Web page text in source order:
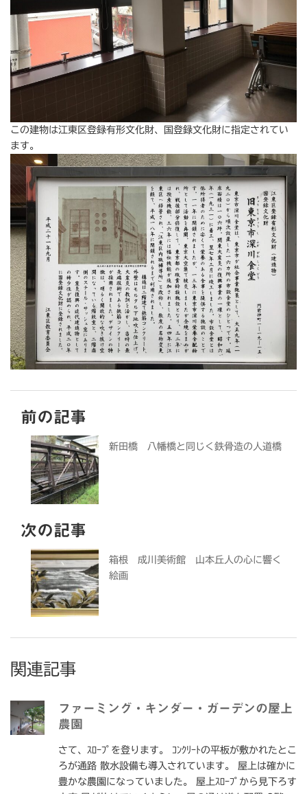
この建物は江東区登録有形文化財、国登録文化財に指定されてい
ます。
前の記事
新田橋 八幡橋と同じく鉄骨造の人道橋
次の記事
箱根 成川美術館 山本丘人の心に響く
絵画
関連記事
ファーミング・キンダー・ガーデンの屋上
農園
さて、ｽﾛｰﾌﾟを登ります。 ｺﾝｸﾘｰﾄの平板が敷かれたとこ
ろが通路 散水設備も導入されています。 屋上は確かに
豊かな農園になっていました。 屋上ｽﾛｰﾌﾟから見下ろす